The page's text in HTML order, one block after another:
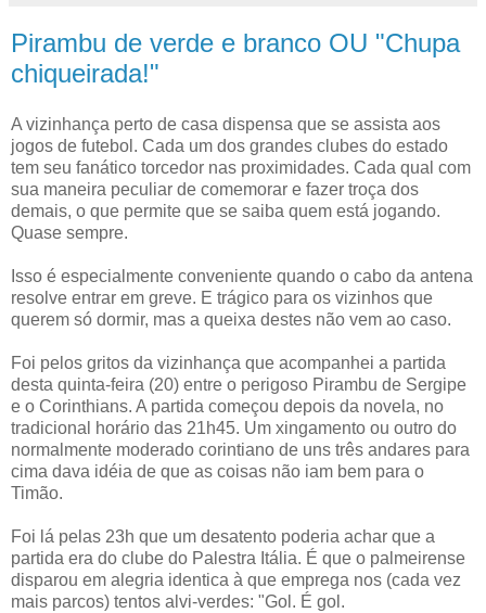
Pirambu de verde e branco OU "Chupa
chiqueirada!"
A vizinhança perto de casa dispensa que se assista aos
jogos de futebol. Cada um dos grandes clubes do estado
tem seu fanático torcedor nas proximidades. Cada qual com
sua maneira peculiar de comemorar e fazer troça dos
demais, o que permite que se saiba quem está jogando.
Quase sempre.
Isso é especialmente conveniente quando o cabo da antena
resolve entrar em greve. E trágico para os vizinhos que
querem só dormir, mas a queixa destes não vem ao caso.
Foi pelos gritos da vizinhança que acompanhei a partida
desta quinta-feira (20) entre o perigoso Pirambu de Sergipe
e o Corinthians. A partida começou depois da novela, no
tradicional horário das 21h45. Um xingamento ou outro do
normalmente moderado corintiano de uns três andares para
cima dava idéia de que as coisas não iam bem para o
Timão.
Foi lá pelas 23h que um desatento poderia achar que a
partida era do clube do Palestra Itália. É que o palmeirense
disparou em alegria identica à que emprega nos (cada vez
mais parcos) tentos alvi-verdes: "Gol. É gol.